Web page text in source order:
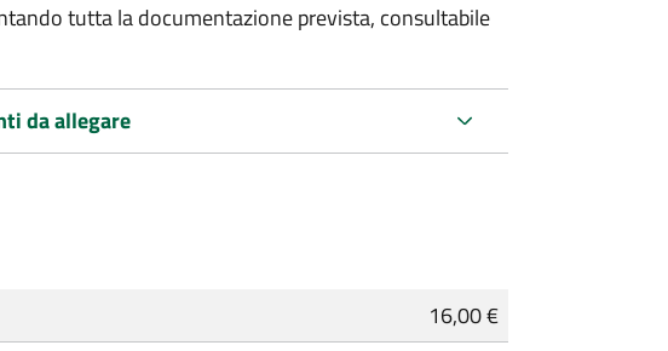
tutta la documentazione prevista, consultabile
da allegare
16,00 €